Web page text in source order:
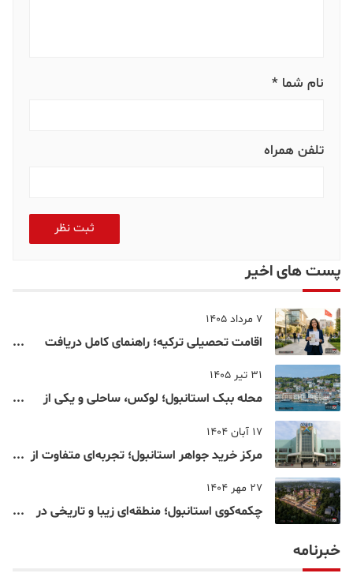
نام شما *
تلفن همراه
ثبت نظر
پست های اخیر
7 مرداد 1405
اقامت تحصیلی ترکیه؛ راهنمای کامل دریافت
31 تیر 1405
محله ببک استانبول؛ لوکس، ساحلی و یکی از
17 آبان 1404
مرکز خرید جواهر استانبول؛ تجربه‌ای متفاوت از
27 مهر 1404
چکمه‌کوی استانبول؛ منطقه‌ای زیبا و تاریخی در
خبرنامه